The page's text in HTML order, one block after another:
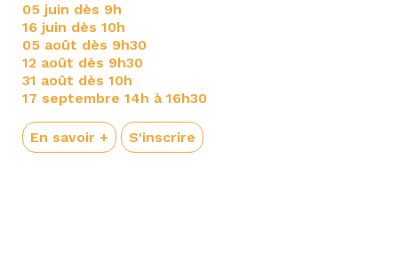
05 juin dès 9h
16 juin dès 10h
05 août dès 9h30
12 août dès 9h30
31 août dès 10h
17 septembre 14h à 16h30
En savoir + S'inscrire